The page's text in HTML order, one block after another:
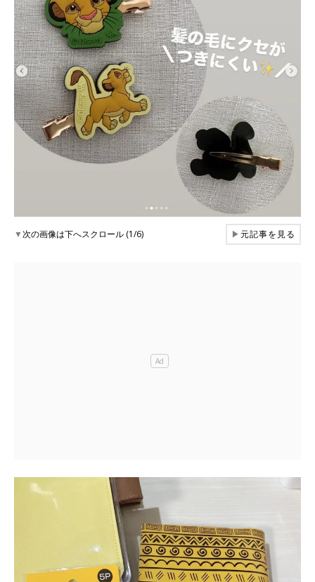
▼次の画像は下へスクロール (1/6) ▶元記事を見る